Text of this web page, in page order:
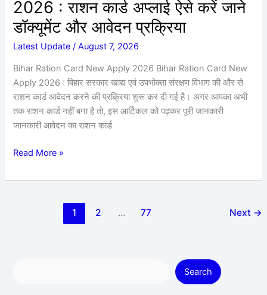
2026 : राशन कार्ड अप्लाई ऐसे करें जाने
डॉक्यूमेंट और आवेदन प्रक्रिया
Latest Update /August 7, 2026
Bihar Ration Card New Apply 2026 Bihar Ration Card New
Apply 2026 : बिहार सरकार खाद्य एवं उपभोक्ता संरक्षण विभाग की और से
राशन कार्ड आवेदन करने की प्रक्रिया शुरू कर दी गई है। अगर आपका अभी
तक राशन कार्ड नहीं बना है तो, इस आर्टिकल को पढ़कर पूरी जानकारी
जानकारी आवेदन का राशन कार्ड
जाने
डॉक्यूमेंट
और
आवेदन
प्रक्रिया
Read More »
1 2 … 77 Next →
Search